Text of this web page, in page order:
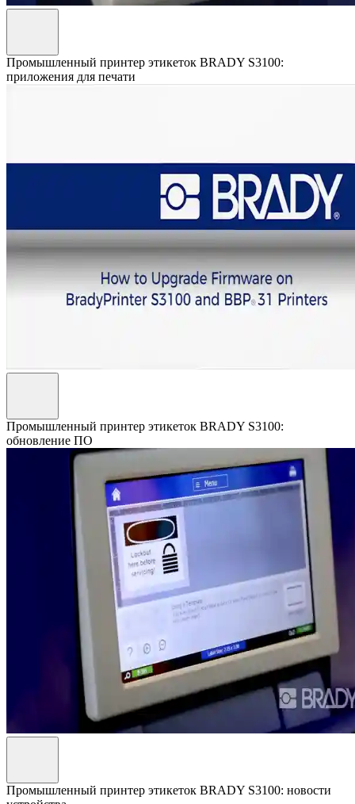
Промышленный принтер этикеток BRADY S3100:
приложения для печати
Промышленный принтер этикеток BRADY S3100:
обновление ПО
Промышленный принтер этикеток BRADY S3100: новости